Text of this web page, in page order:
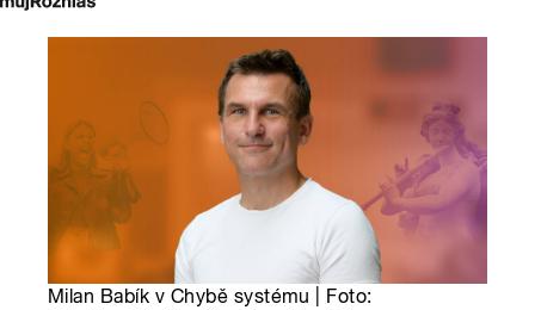
Milan Babík v Chybě systému | Foto: